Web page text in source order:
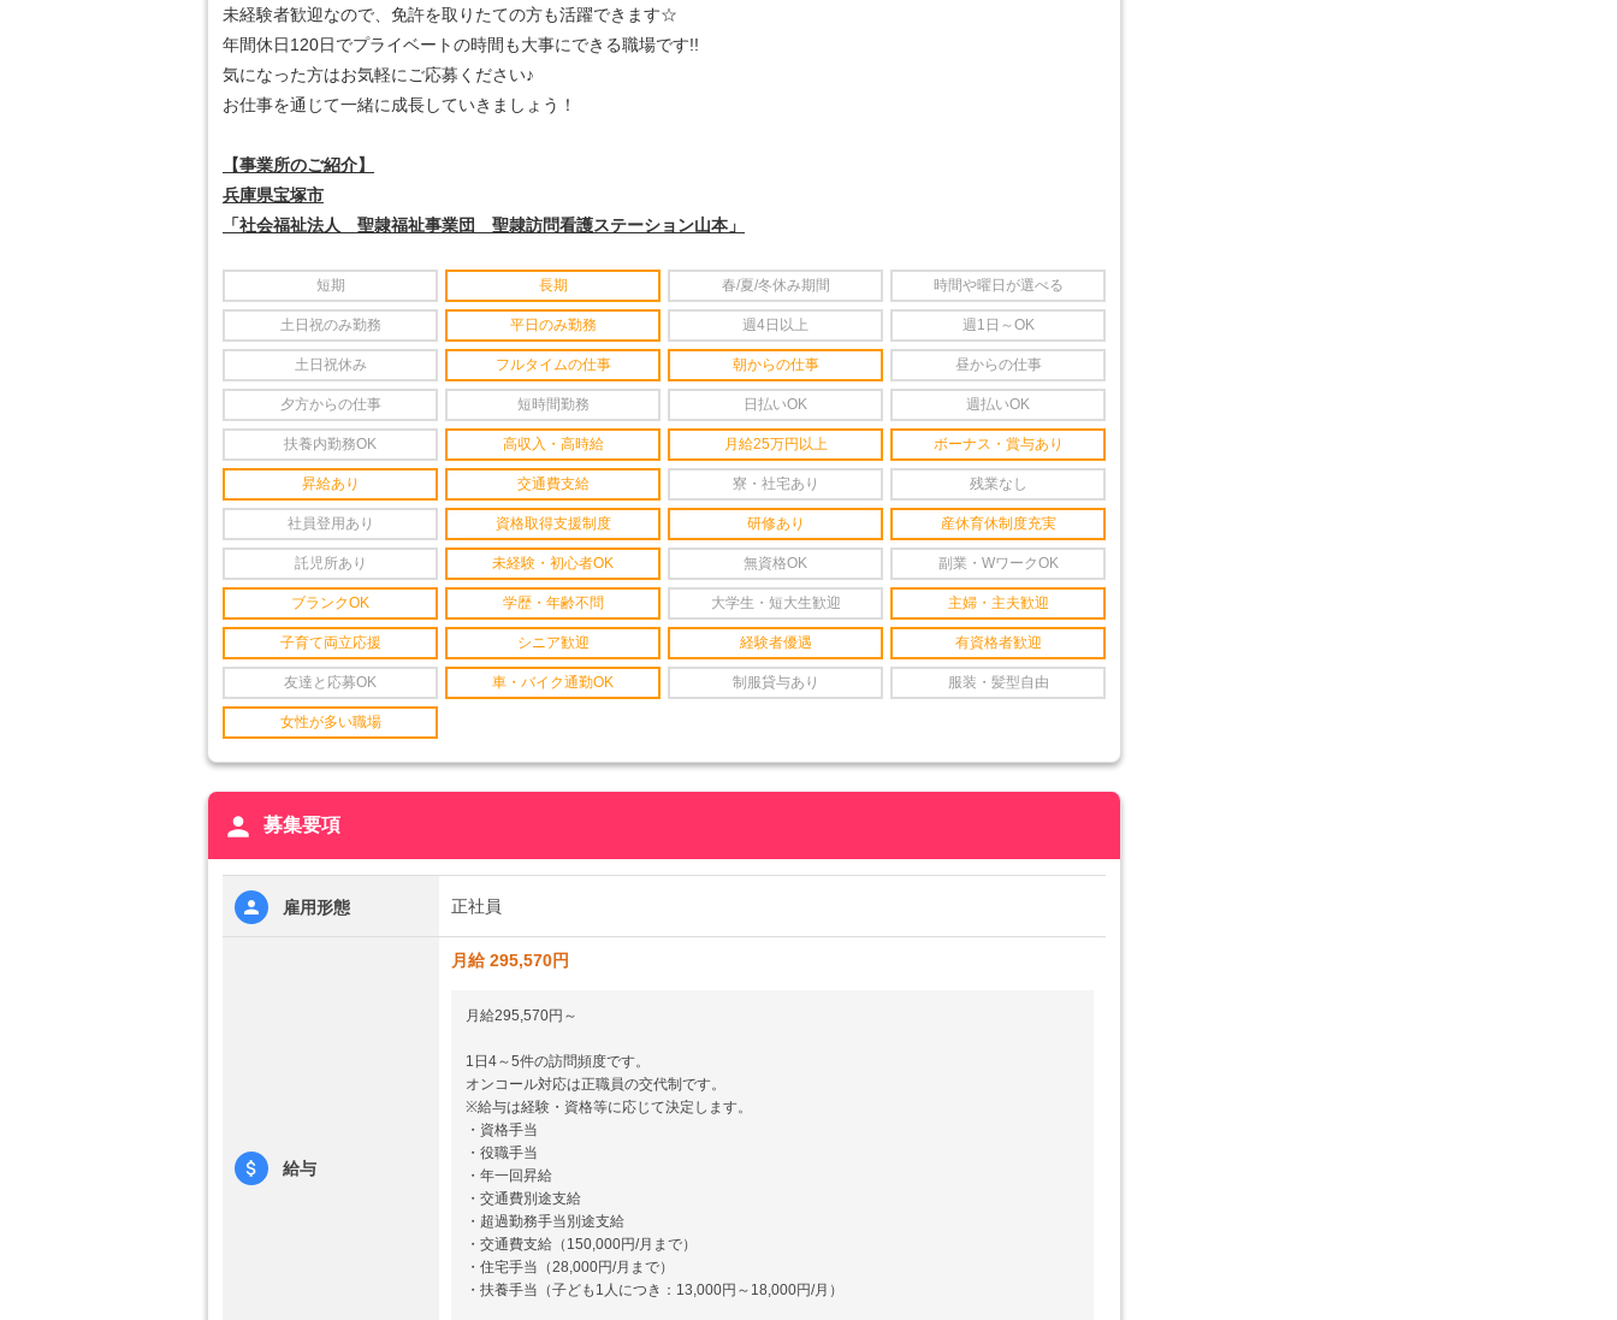
未経験者歓迎なので、免許を取りたての方も活躍できます☆
年間休日120日でプライベートの時間も大事にできる職場です!!
気になった方はお気軽にご応募ください♪
お仕事を通じて一緒に成長していきましょう！
【事業所のご紹介】
兵庫県宝塚市
「社会福祉法人 聖隷福祉事業団 聖隷訪問看護ステーション山本」
短期 長期 春/夏/冬休み期間 時間や曜日が選べる
土日祝のみ勤務 平日のみ勤務 週4日以上 週1日～OK
土日祝休み フルタイムの仕事 朝からの仕事 昼からの仕事
夕方からの仕事 短時間勤務 日払いOK 週払いOK
扶養内勤務OK 高収入・高時給 月給25万円以上 ボーナス・賞与あり
昇給あり 交通費支給 寮・社宅あり 残業なし
社員登用あり 資格取得支援制度 研修あり 産休育休制度充実
託児所あり 未経験・初心者OK 無資格OK 副業・WワークOK
ブランクOK 学歴・年齢不問 大学生・短大生歓迎 主婦・主夫歓迎
子育て両立応援 シニア歓迎 経験者優遇 有資格者歓迎
友達と応募OK 車・バイク通勤OK 制服貸与あり 服装・髪型自由
女性が多い職場
person 募集要項
雇用形態 正社員
給与
月給 295,570円
月給295,570円～
1日4～5件の訪問頻度です。
オンコール対応は正職員の交代制です。
※給与は経験・資格等に応じて決定します。
・資格手当
・役職手当
・年一回昇給
・交通費別途支給
・超過勤務手当別途支給
・交通費支給（150,000円/月まで）
・住宅手当（28,000円/月まで）
・扶養手当（子ども1人につき：13,000円～18,000円/月）